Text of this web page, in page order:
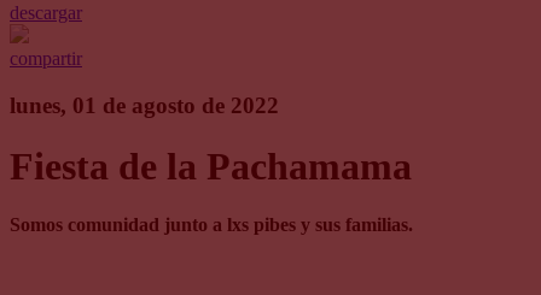
descargar
compartir
lunes, 01 de agosto de 2022
Fiesta de la Pachamama
Somos comunidad junto a lxs pibes y sus familias.